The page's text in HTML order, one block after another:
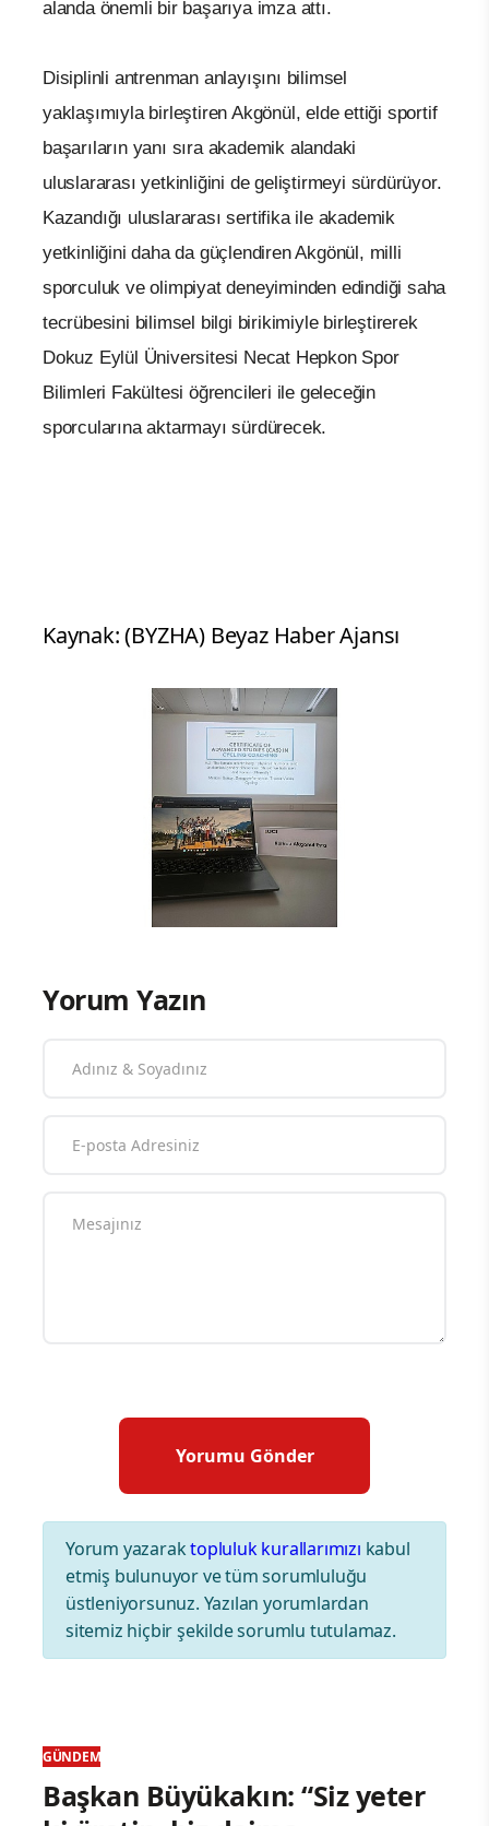
alanda önemli bir başarıya imza attı.
Disiplinli antrenman anlayışını bilimsel
yaklaşımıyla birleştiren Akgönül, elde ettiği sportif
başarıların yanı sıra akademik alandaki
uluslararası yetkinliğini de geliştirmeyi sürdürüyor.
Kazandığı uluslararası sertifika ile akademik
yetkinliğini daha da güçlendiren Akgönül, milli
sporculuk ve olimpiyat deneyiminden edindiği saha
tecrübesini bilimsel bilgi birikimiyle birleştirerek
Dokuz Eylül Üniversitesi Necat Hepkon Spor
Bilimleri Fakültesi öğrencileri ile geleceğin
sporcularına aktarmayı sürdürecek.
Kaynak: (BYZHA) Beyaz Haber Ajansı
Yorum Yazın
Yorum yazaraktopluluk kurallarımızı kabul
etmiş bulunuyor ve tüm sorumluluğu
üstleniyorsunuz. Yazılan yorumlardan
sitemiz hiçbir şekilde sorumlu tutulamaz.
GÜNDEM
Başkan Büyükakın: “Siz yeter